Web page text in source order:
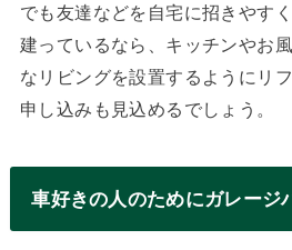
でも友達などを自宅に招きやす
建っているなら、キッチンやお
なリビングを設置するようにリ
申し込みも見込めるでしょう。
車好きの人のためにガレージ